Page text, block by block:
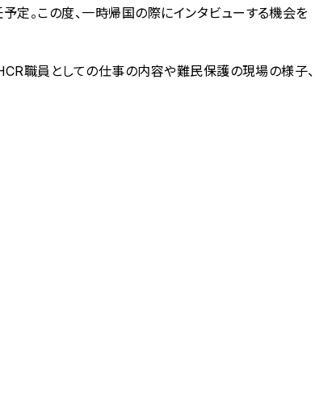
定。この度、一時帰国の際にインタビューする機会を
職員としての仕事の内容や難民保護の現場の様子、